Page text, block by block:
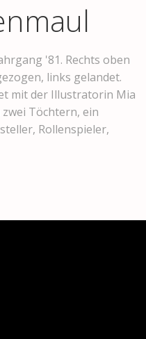
'81. Rechts oben
links gelandet.
mit der Illustratorin Mia
Töchtern, ein
Rollenspieler,